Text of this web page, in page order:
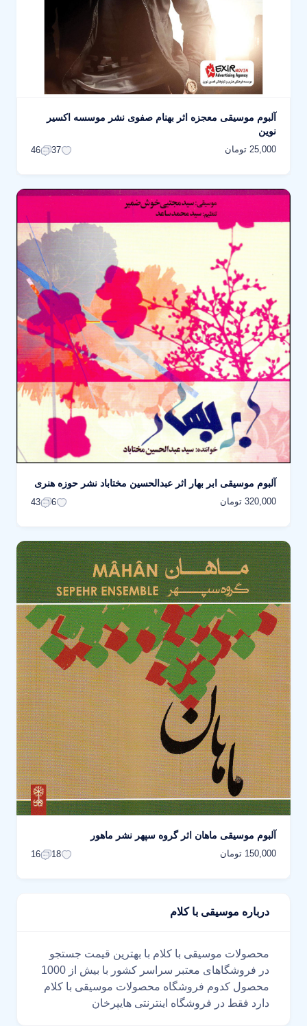
آلبوم موسیقی معجزه اثر بهنام صفوی نشر موسسه اکسیر
نوین
25,000 تومان 37
46
آلبوم موسیقی ابر بهار اثر عبدالحسین مختاباد نشر حوزه هنری
320,000 تومان 6
43
آلبوم موسیقی ماهان اثر گروه سپهر نشر ماهور
150,000 تومان 18
16
درباره موسیقی با کلام
محصولات موسیقی با کلام با بهترین قیمت جستجو
در فروشگاهای معتبر سراسر کشور با بیش از 1000
محصول کدوم فروشگاه محصولات موسیقی با کلام
دارد فقط در فروشگاه اینترنتی هایپرخان